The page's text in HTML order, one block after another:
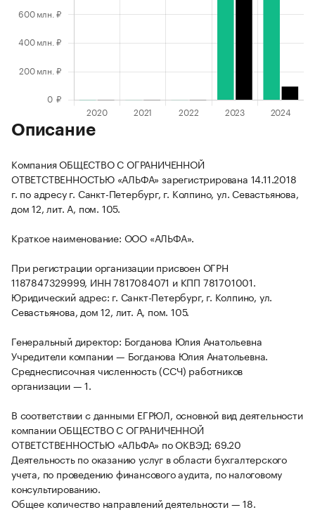
Описание
Компания ОБЩЕСТВО С ОГРАНИЧЕННОЙ
ОТВЕТСТВЕННОСТЬЮ «АЛЬФА» зарегистрирована 14.11.2018
г. по адресу г. Санкт-Петербург, г. Колпино, ул. Севастьянова,
дом 12, лит. А, пом. 105.
Краткое наименование: ООО «АЛЬФА».
При регистрации организации присвоен ОГРН
1187847329999, ИНН 7817084071 и КПП 781701001.
Юридический адрес: г. Санкт-Петербург, г. Колпино, ул.
Севастьянова, дом 12, лит. А, пом. 105.
Генеральный директор: Богданова Юлия Анатольевна
Учредители компании — Богданова Юлия Анатольевна.
Среднесписочная численность (ССЧ) работников
организации — 1.
В соответствии с данными ЕГРЮЛ, основной вид деятельности
компании ОБЩЕСТВО С ОГРАНИЧЕННОЙ
ОТВЕТСТВЕННОСТЬЮ «АЛЬФА» по ОКВЭД: 69.20
Деятельность по оказанию услуг в области бухгалтерского
учета, по проведению финансового аудита, по налоговому
консультированию.
Общее количество направлений деятельности — 18.